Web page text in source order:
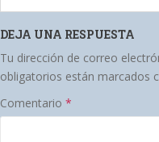
DEJA UNA RESPUESTA
Tu dirección de correo
obligatorios están marcados
Comentario *